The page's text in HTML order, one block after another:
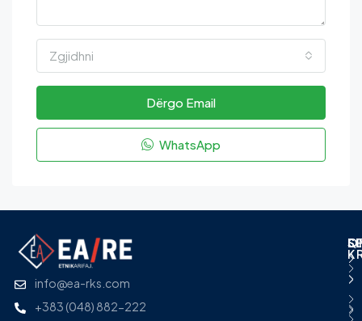
Zgjidhni
Dërgo Email
WhatsApp
info@ea-rks.com
+383 (048) 882-222